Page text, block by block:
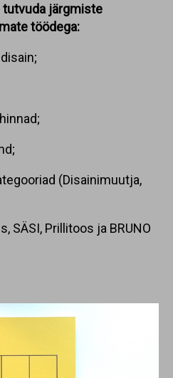
tutvuda järgmiste
töödega:
(Disainimuutja,
SÄSI, Prillitoos ja BRUNO